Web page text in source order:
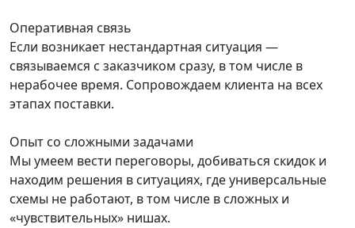
Оперативная связь
Если возникает нестандартная ситуация —
связываемся с заказчиком сразу, в том числе в
нерабочее время. Сопровождаем клиента на всех
этапах поставки.
Опыт со сложными задачами
Мы умеем вести переговоры, добиваться скидок и
находим решения в ситуациях, где универсальные
схемы не работают, в том числе в сложных и
«чувствительных» нишах.